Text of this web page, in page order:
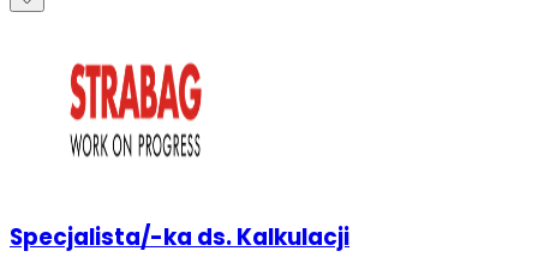
Specjalista/-ka ds. Kalkulacji